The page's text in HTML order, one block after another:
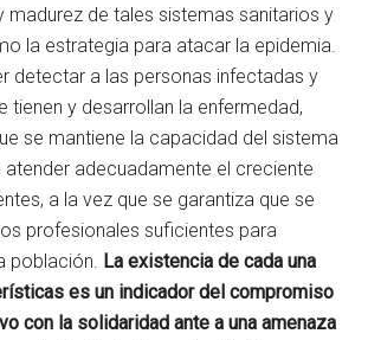
madurez de tales sistemas sanitarios y
la estrategia para atacar la epidemia.
detectar a las personas infectadas y
tienen y desarrollan la enfermedad,
se mantiene la capacidad del sistema
atender adecuadamente el creciente
a la vez que se garantiza que se
profesionales suficientes para
población. La existencia de cada una
es un indicador del compromiso
con la solidaridad ante a una amenaza